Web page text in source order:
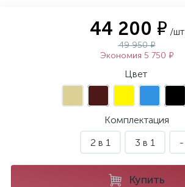
44 200 ₽ /шт
49 950 ₽
Экономия 5 750 ₽
Цвет
Комплектация
2 в 1
3 в 1 -
Купить